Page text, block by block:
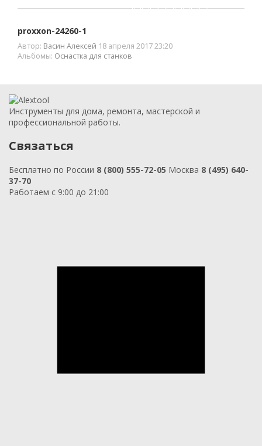
proxxon-24260-1
Автор: Васин Алексей 18 апреля 2017 23:20
Альбомы: Оснастка для станков
Инструменты для дома, ремонта, мастерской и
профессиональной работы.
Связаться
Бесплатно по России 8 (800) 555-72-05 Москва 8 (495) 640-
37-70
Работаем с 9:00 до 21:00